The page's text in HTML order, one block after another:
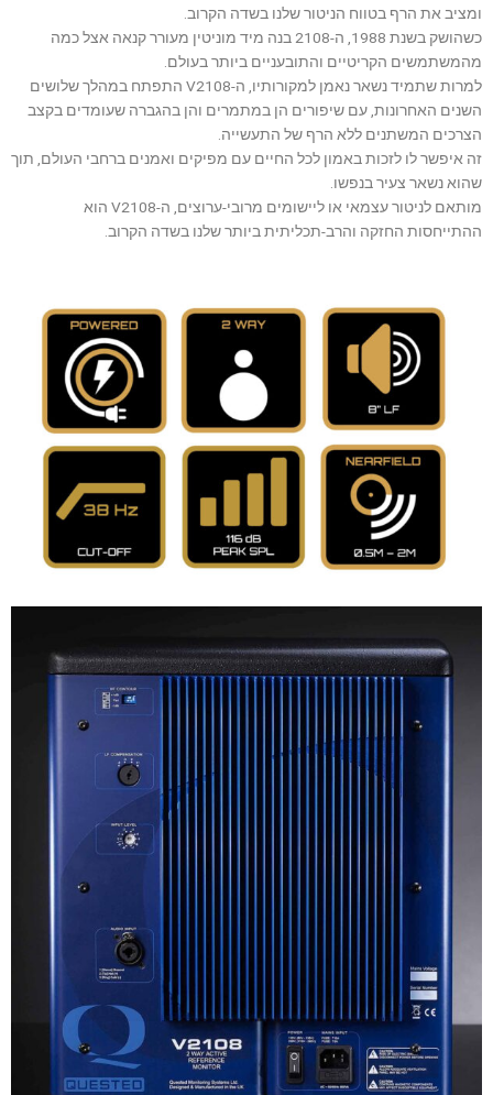
ומציב את הרף בטווח הניטור שלנו בשדה הקרוב.
כשהושק בשנת 1988, ה-2108 בנה מיד מוניטין מעורר קנאה אצל כמה
מהמשתמשים הקריטיים והתובעניים ביותר בעולם.
למרות שתמיד נשאר נאמן למקורותיו, ה-V2108 התפתח במהלך שלושים
השנים האחרונות, עם שיפורים הן במתמרים והן בהגברה שעומדים בקצב
הצרכים המשתנים ללא הרף של התעשייה.
זה איפשר לו לזכות באמון לכל החיים עם מפיקים ואמנים ברחבי העולם, תוך
שהוא נשאר צעיר בנפשו.
מותאם לניטור עצמאי או ליישומים מרובי-ערוצים, ה-V2108 הוא
ההתייחסות החזקה והרב-תכליתית ביותר שלנו בשדה הקרוב.